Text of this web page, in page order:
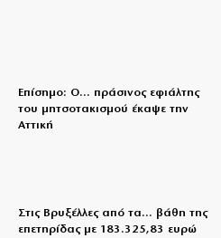
Επίσημο: Ο… πράσινος εφιάλτης
του μητσοτακισμού έκαψε την
Αττική
Στις Βρυξέλλες από τα… βάθη της
επετηρίδας με 183.325,83 ευρώ